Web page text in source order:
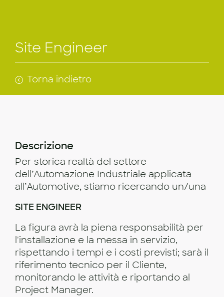
Site Engineer
Torna indietro
Descrizione
Per storica realtà del settore
dell’Automazione Industriale applicata
all’Automotive, stiamo ricercando un/una
SITE ENGINEER
La figura avrà la piena responsabilità per
l'installazione e la messa in servizio,
rispettando i tempi e i costi previsti; sarà il
riferimento tecnico per il Cliente,
monitorando le attività e riportando al
Project Manager.